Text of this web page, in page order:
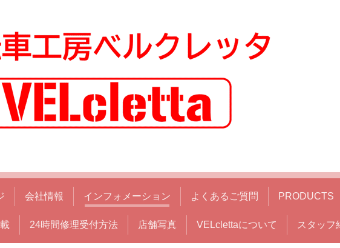
会社情報 インフォメーション よくあるご質問 PRODUCTS
24時間修理受付方法 店舗写真 VELclettaについて スタッフ